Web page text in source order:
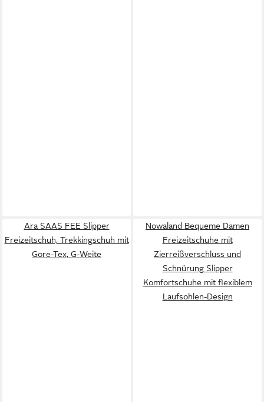
Ara SAAS FEE Slipper
Freizeitschuh, Trekkingschuh mit
Gore-Tex, G-Weite
Nowaland Bequeme Damen
Freizeitschuhe mit
Zierreißverschluss und
Schnürung Slipper
Komfortschuhe mit flexiblem
Laufsohlen-Design